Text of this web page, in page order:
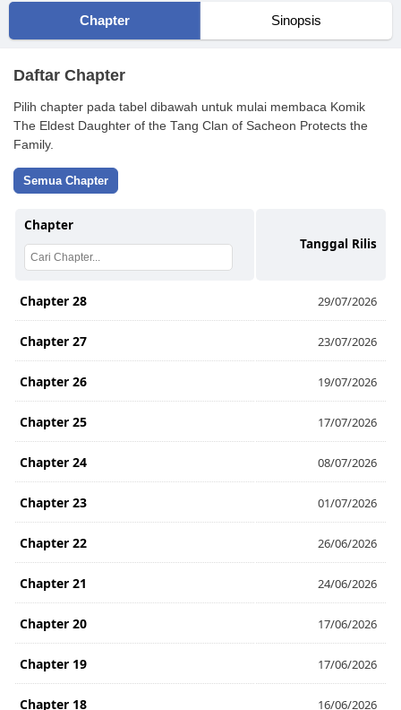
Chapter Sinopsis
Daftar Chapter
Pilih chapter pada tabel dibawah untuk mulai membaca Komik
The Eldest Daughter of the Tang Clan of Sacheon Protects the
Family.
Semua Chapter
Chapter
Tanggal Rilis
Chapter 28 29/07/2026
Chapter 27 23/07/2026
Chapter 26 19/07/2026
Chapter 25 17/07/2026
Chapter 24 08/07/2026
Chapter 23 01/07/2026
Chapter 22 26/06/2026
Chapter 21 24/06/2026
Chapter 20 17/06/2026
Chapter 19 17/06/2026
Chapter 18 16/06/2026